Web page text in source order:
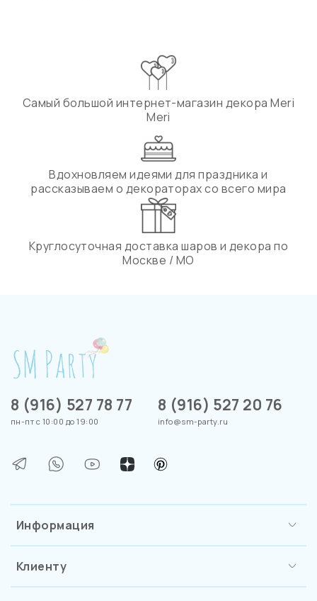
Самый большой интернет-магазин декора Meri
Meri
Вдохновляем идеями для праздника и
рассказываем о декораторах со всего мира
Круглосуточная доставка шаров и декора по
Москве / МО
Информация
Клиенту
8 (916) 527 78 77
пн-пт с 10:00 до 19:00
8 (916) 527 20 76
info@sm-party.ru